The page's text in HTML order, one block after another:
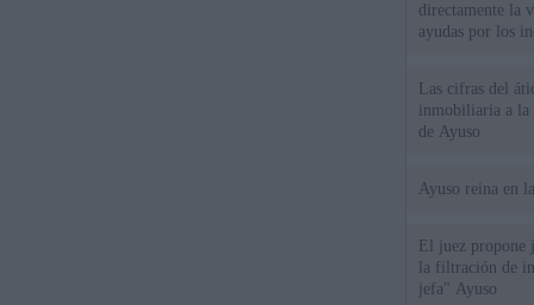
directamente la
ayudas por los
Las cifras del
inmobiliaria a la
de Ayuso
Ayuso reina en
El juez propone
la filtración de
jefa" Ayuso